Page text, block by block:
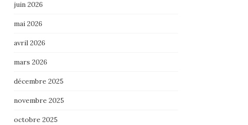
juin 2026
mai 2026
avril 2026
mars 2026
décembre 2025
novembre 2025
octobre 2025